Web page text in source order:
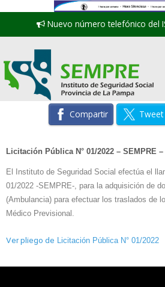
Nuevo número telefónico del
Compartir Tweet
Licitación Pública N° 01/2022 – SEMPRE
El Instituto de Seguridad Social efectúa el
01/2022 -SEMPRE-, para la adquisición de
(Ambulancia) para efectuar los traslados de
Médico Previsional.
Ver pliego de Licitación Pública N° 01/2022